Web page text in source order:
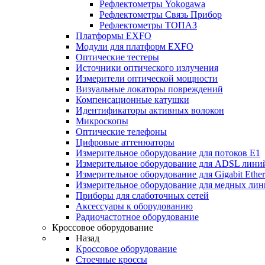
Рефлектометры Yokogawa
Рефлектометры Связь Прибор
Рефлектометры ТОПАЗ
Платформы EXFO
Модули для платформ EXFO
Оптические тестеры
Источники оптического излучения
Измерители оптической мощности
Визуальные локаторы повреждений
Компенсационные катушки
Идентификаторы активных волокон
Микроскопы
Оптические телефоны
Цифровые аттенюаторы
Измерительное оборудование для потоков Е1
Измерительное оборудование для ADSL
Измерительное оборудование для Gigabit
Измерительное оборудование для медных
Приборы для слаботочных сетей
Аксессуары к оборудованию
Радиочастотное оборудование
Кроссовое оборудование
Назад
Кроссовое оборудование
Стоечные кроссы